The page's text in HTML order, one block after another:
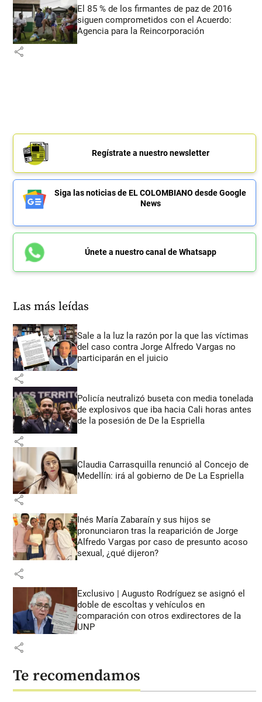
El 85 % de los firmantes de paz de 2016
siguen comprometidos con el Acuerdo:
Agencia para la Reincorporación
share
Regístrate a nuestro newsletter
Siga las noticias de EL COLOMBIANO desde Google
News
Únete a nuestro canal de Whatsapp
Las más leídas
Sale a la luz la razón por la que las víctimas
del caso contra Jorge Alfredo Vargas no
participarán en el juicio
share
Policía neutralizó buseta con media tonelada
de explosivos que iba hacia Cali horas antes
de la posesión de De la Espriella
share
Claudia Carrasquilla renunció al Concejo de
Medellín: irá al gobierno de De La Espriella
share
Inés María Zabaraín y sus hijos se
pronunciaron tras la reaparición de Jorge
Alfredo Vargas por caso de presunto acoso
sexual, ¿qué dijeron?
share
Exclusivo | Augusto Rodríguez se asignó el
doble de escoltas y vehículos en
comparación con otros exdirectores de la
UNP
share
Te recomendamos